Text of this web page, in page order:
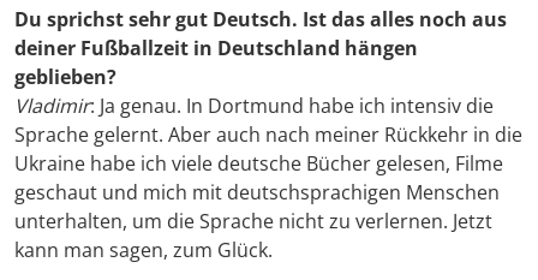
Du sprichst sehr gut Deutsch. Ist das alles noch aus
deiner Fußballzeit in Deutschland hängen
geblieben?
Vladimir: Ja genau. In Dortmund habe ich intensiv die
Sprache gelernt. Aber auch nach meiner Rückkehr in die
Ukraine habe ich viele deutsche Bücher gelesen, Filme
geschaut und mich mit deutschsprachigen Menschen
unterhalten, um die Sprache nicht zu verlernen. Jetzt
kann man sagen, zum Glück.